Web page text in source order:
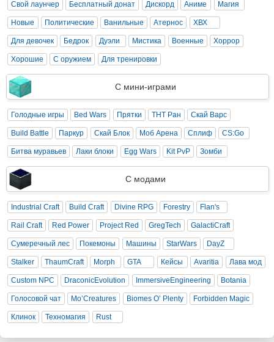
Свой лаунчер Бесплатный донат Дискорд Аниме Магия
Новые Политические Ванильные Атернос ХВХ
Для девочек Бедрок Дуэли Мистика Военные Хоррор
Хорошие С оружием Для тренировки
С мини-играми
Голодные игры Bed Wars Прятки ТНТ Ран Скай Варс
Build Battle Паркур Скай Блок Моб Арена Сплиф CS:Go
Битва муравьев Лаки блоки Egg Wars Kit PvP Зомби
С модами
Industrial Craft Build Craft Divine RPG Forestry Flan's
Rail Craft Red Power Project Red GregTech GalactiCraft
Сумеречный лес Покемоны Машины StarWars DayZ
Stalker ThaumCraft Morph GTA Кейсы Avaritia Лава мод
Custom NPC DraconicEvolution ImmersiveEngineering Botania
Голосовой чат Mo’Creatures Biomes O’ Plenty Forbidden Magic
Клинок Техномагия Rust